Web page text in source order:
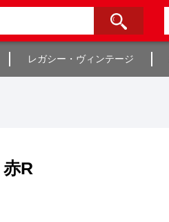
レガシー・ヴィンテージ
R